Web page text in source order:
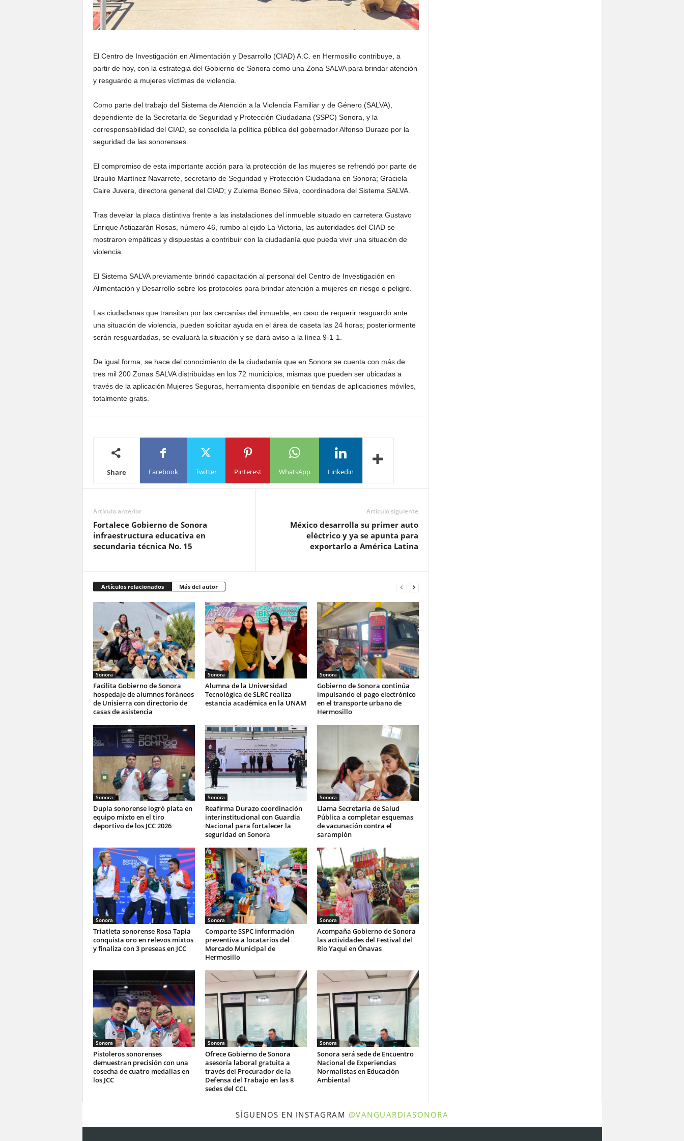
El Centro de Investigación en Alimentación y Desarrollo (CIAD) A.C. en Hermosillo contribuye, a
partir de hoy, con la estrategia del Gobierno de Sonora como una Zona SALVA para brindar atención
y resguardo a mujeres víctimas de violencia.
Como parte del trabajo del Sistema de Atención a la Violencia Familiar y de Género (SALVA),
dependiente de la Secretaría de Seguridad y Protección Ciudadana (SSPC) Sonora, y la
corresponsabilidad del CIAD, se consolida la política pública del gobernador Alfonso Durazo por la
seguridad de las sonorenses.
El compromiso de esta importante acción para la protección de las mujeres se refrendó por parte de
Braulio Martínez Navarrete, secretario de Seguridad y Protección Ciudadana en Sonora; Graciela
Caire Juvera, directora general del CIAD; y Zulema Boneo Silva, coordinadora del Sistema SALVA.
Tras develar la placa distintiva frente a las instalaciones del inmueble situado en carretera Gustavo
Enrique Astiazarán Rosas, número 46, rumbo al ejido La Victoria, las autoridades del CIAD se
mostraron empáticas y dispuestas a contribuir con la ciudadanía que pueda vivir una situación de
violencia.
El Sistema SALVA previamente brindó capacitación al personal del Centro de Investigación en
Alimentación y Desarrollo sobre los protocolos para brindar atención a mujeres en riesgo o peligro.
Las ciudadanas que transitan por las cercanías del inmueble, en caso de requerir resguardo ante
una situación de violencia, pueden solicitar ayuda en el área de caseta las 24 horas; posteriormente
serán resguardadas, se evaluará la situación y se dará aviso a la línea 9-1-1.
De igual forma, se hace del conocimiento de la ciudadanía que en Sonora se cuenta con más de
tres mil 200 Zonas SALVA distribuidas en los 72 municipios, mismas que pueden ser ubicadas a
través de la aplicación Mujeres Seguras, herramienta disponible en tiendas de aplicaciones móviles,
totalmente gratis.
Share Facebook Twitter Pinterest WhatsApp Linkedin
Artículo anterior
Fortalece Gobierno de Sonora
infraestructura educativa en
secundaria técnica No. 15
Artículo siguiente
México desarrolla su primer auto
eléctrico y ya se apunta para
exportarlo a América Latina
Artículos relacionados Más del autor
Sonora
Facilita Gobierno de Sonora
hospedaje de alumnos foráneos
de Unisierra con directorio de
casas de asistencia
Sonora
Alumna de la Universidad
Tecnológica de SLRC realiza
estancia académica en la UNAM
Sonora
Gobierno de Sonora continúa
impulsando el pago electrónico
en el transporte urbano de
Hermosillo
Sonora
Dupla sonorense logró plata en
equipo mixto en el tiro
deportivo de los JCC 2026
Sonora
Reafirma Durazo coordinación
interinstitucional con Guardia
Nacional para fortalecer la
seguridad en Sonora
Sonora
Llama Secretaría de Salud
Pública a completar esquemas
de vacunación contra el
sarampión
Sonora
Triatleta sonorense Rosa Tapia
conquista oro en relevos mixtos
y finaliza con 3 preseas en JCC
Sonora
Comparte SSPC información
preventiva a locatarios del
Mercado Municipal de
Hermosillo
Sonora
Acompaña Gobierno de Sonora
las actividades del Festival del
Río Yaqui en Ónavas
Sonora
Pistoleros sonorenses
demuestran precisión con una
cosecha de cuatro medallas en
los JCC
Sonora
Ofrece Gobierno de Sonora
asesoría laboral gratuita a
través del Procurador de la
Defensa del Trabajo en las 8
sedes del CCL
Sonora
Sonora será sede de Encuentro
Nacional de Experiencias
Normalistas en Educación
Ambiental
SÍGUENOS EN INSTAGRAM @VANGUARDIASONORA